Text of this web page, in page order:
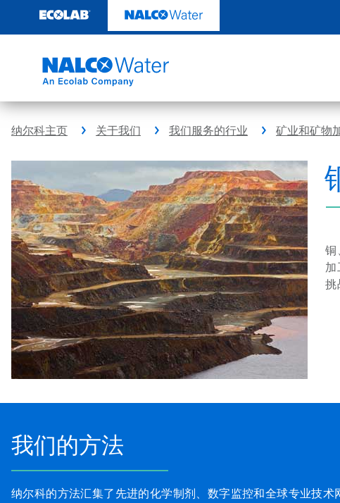
至
纳尔科主页 关于我们 我们服务的行业 矿业和矿物
铜
加
挑
我们的方法
纳尔科的方法汇集了先进的化学制剂、数字监控和全球专业技